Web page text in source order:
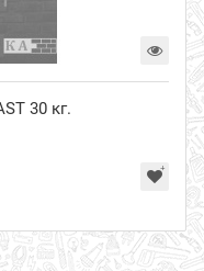
30 кг.